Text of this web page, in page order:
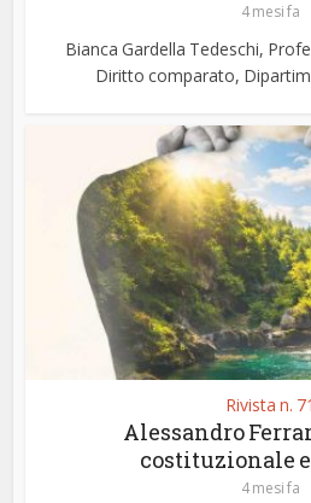
4 mesi fa
Bianca Gardella Tedeschi,
Diritto comparato,
Rivista n. 71
Alessandro
costituzionale
4 mesi fa